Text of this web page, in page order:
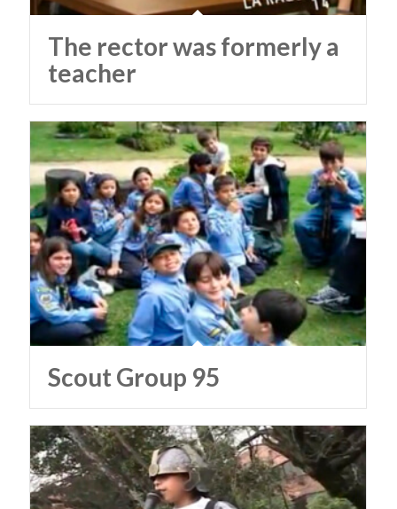
The rector was formerly a
teacher
Scout Group 95